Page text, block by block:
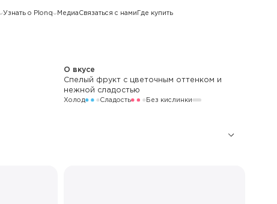
Узнать о Plonq Медиа Связаться с нами Где купить
О вкусе
Спелый фрукт с цветочным оттенком и
нежной сладостью
Холод Сладость Без кислинки